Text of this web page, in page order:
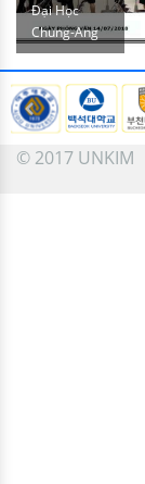
Đại Học
Chung-Ang
© 2017 UNKIM